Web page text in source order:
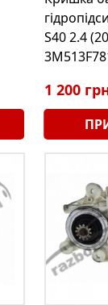
S40 2.4
1 200